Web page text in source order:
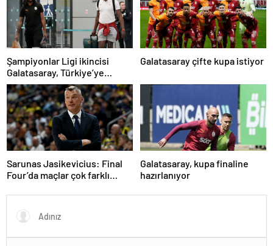
Şampiyonlar Ligi ikincisi
Galatasaray, Türkiye’ye
döndü
Galatasaray çifte kupa istiyor
Sarunas Jasikevicius: Final
Four’da maçlar çok farklı
Galatasaray, kupa finaline
hazırlanıyor